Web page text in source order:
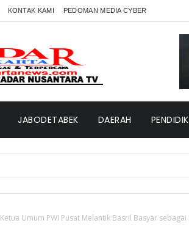
KONTAK KAMI PEDOMAN MEDIA CYBER
JABODETABEK DAERAH
Ketua Umum PWI Pusat Melantik Basril Basyar sebagai